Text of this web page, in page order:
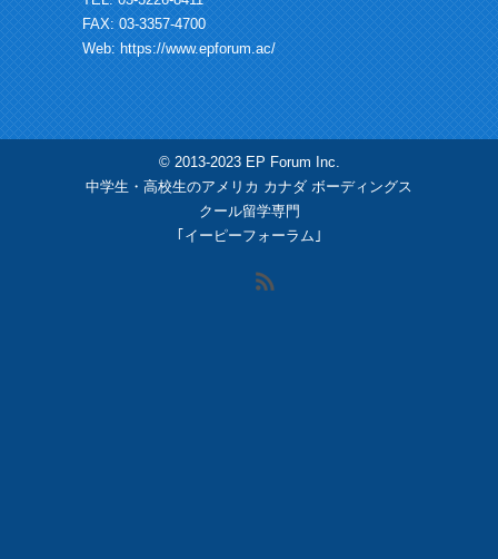
FAX: 03-3357-4700
Web: https://www.epforum.ac/
© 2013-2023 EP Forum Inc.
中学生・高校生のアメリカ カナダ ボーディングス
クール留学専門
｢イーピーフォーラム｣